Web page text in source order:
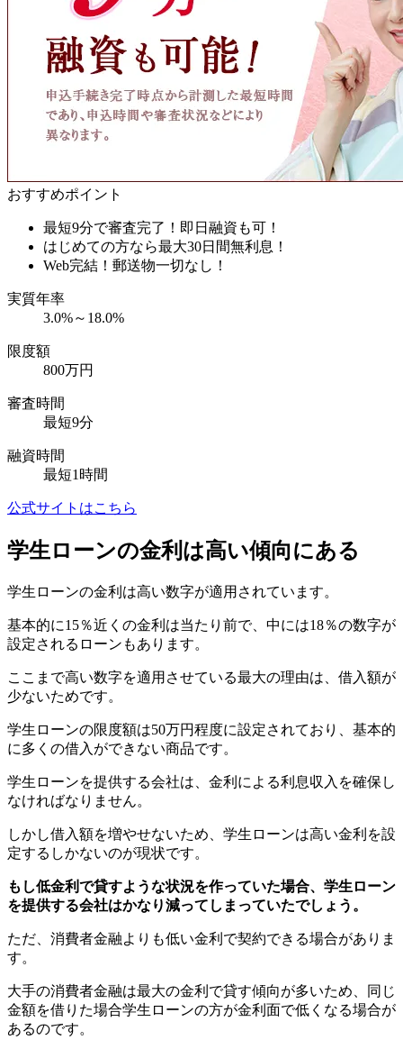
おすすめポイント
最短9分で審査完了！即日融資も可！
はじめての方なら最大30日間無利息！
Web完結！郵送物一切なし！
実質年率
3.0%～18.0%
限度額
800万円
審査時間
最短9分
融資時間
最短1時間
公式サイトはこちら
学生ローンの金利は高い傾向にある
学生ローンの金利は高い数字が適用されています。
基本的に15％近くの金利は当たり前で、中には18％の数字が
設定されるローンもあります。
ここまで高い数字を適用させている最大の理由は、借入額が
少ないためです。
学生ローンの限度額は50万円程度に設定されており、基本的
に多くの借入ができない商品です。
学生ローンを提供する会社は、金利による利息収入を確保し
なければなりません。
しかし借入額を増やせないため、学生ローンは高い金利を設
定するしかないのが現状です。
もし低金利で貸すような状況を作っていた場合、学生ローン
を提供する会社はかなり減ってしまっていたでしょう。
ただ、消費者金融よりも低い金利で契約できる場合がありま
す。
大手の消費者金融は最大の金利で貸す傾向が多いため、同じ
金額を借りた場合学生ローンの方が金利面で低くなる場合が
あるのです。